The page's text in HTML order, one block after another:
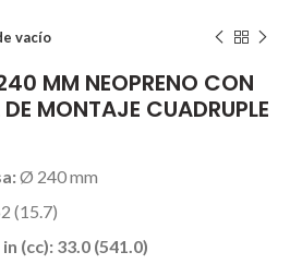
vacío
MM NEOPRENO CON
MONTAJE CUADRUPLE
Ø 240 mm
(15.7)
(cc): 33.0 (541.0)